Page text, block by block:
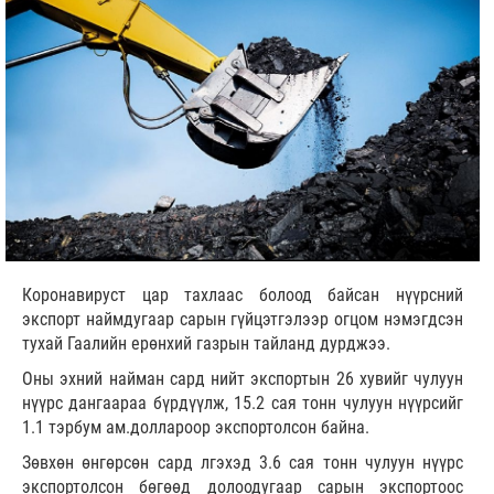
Коронавируст цар тахлаас болоод байсан нүүрсний
экспорт наймдугаар сарын гүйцэтгэлээр огцом нэмэгдсэн
тухай Гаалийн ерөнхий газрын тайланд дурджээ.
Оны эхний найман сард нийт экспортын 26 хувийг чулуун
нүүрс дангаараа бүрдүүлж, 15.2 сая тонн чулуун нүүрсийг
1.1 тэрбум ам.доллароор экспортолсон байна.
Зөвхөн өнгөрсөн сард лгэхэд 3.6 сая тонн чулуун нүүрс
экспортолсон бөгөөд долоодугаар сарын экспортоос